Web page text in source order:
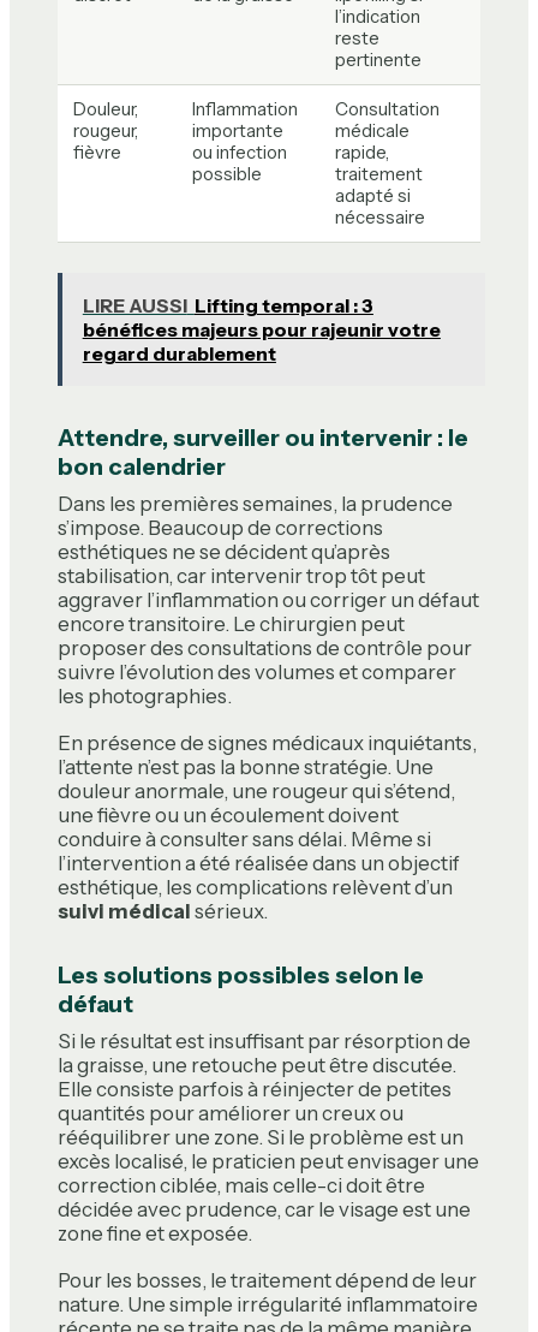
l’indication
reste
pertinente
Douleur,
rougeur,
fièvre
Inflammation
importante
ou infection
possible
Consultation
médicale
rapide,
traitement
adapté si
nécessaire
LIRE AUSSI Lifting temporal : 3
bénéfices majeurs pour rajeunir votre
regard durablement
Attendre, surveiller ou intervenir : le
bon calendrier
Dans les premières semaines, la prudence
s’impose. Beaucoup de corrections
esthétiques ne se décident qu’après
stabilisation, car intervenir trop tôt peut
aggraver l’inflammation ou corriger un défaut
encore transitoire. Le chirurgien peut
proposer des consultations de contrôle pour
suivre l’évolution des volumes et comparer
les photographies.
En présence de signes médicaux inquiétants,
l’attente n’est pas la bonne stratégie. Une
douleur anormale, une rougeur qui s’étend,
une fièvre ou un écoulement doivent
conduire à consulter sans délai. Même si
l’intervention a été réalisée dans un objectif
esthétique, les complications relèvent d’un
suivi médical sérieux.
Les solutions possibles selon le
défaut
Si le résultat est insuffisant par résorption de
la graisse, une retouche peut être discutée.
Elle consiste parfois à réinjecter de petites
quantités pour améliorer un creux ou
rééquilibrer une zone. Si le problème est un
excès localisé, le praticien peut envisager une
correction ciblée, mais celle-ci doit être
décidée avec prudence, car le visage est une
zone fine et exposée.
Pour les bosses, le traitement dépend de leur
nature. Une simple irrégularité inflammatoire